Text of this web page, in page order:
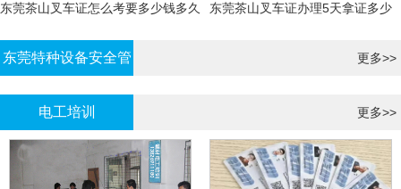
东莞茶山叉车证怎么考要多少钱多久
东莞茶山叉车证办理5天拿证多少
东莞特种设备安全管
理证考证
更多>>
电工培训 更多>>